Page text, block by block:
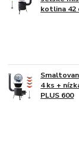
kotlina 42
4 ks +
PLUS 600